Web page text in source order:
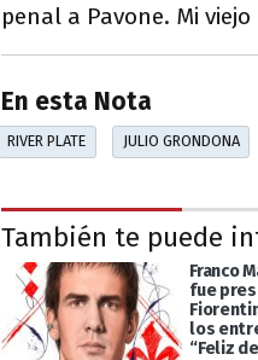
penal a Pavone. Mi
En esta Nota
RIVER PLATE JULIO GRONDONA
También te puede
Franco
fue
los
“Feliz